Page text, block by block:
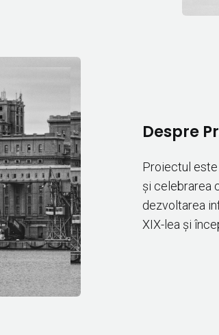
Despre
Proiectul
și celebrarea
dezvoltarea
XIX-lea și